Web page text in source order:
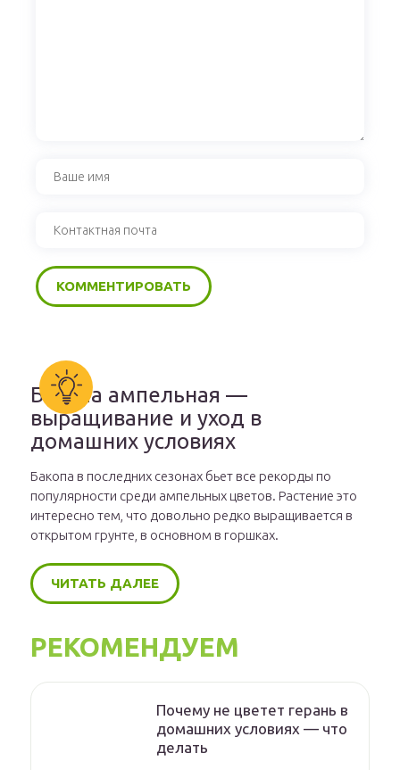
Бакопа ампельная —
выращивание и уход в
домашних условиях
Бакопа в последних сезонах бьет все рекорды по
популярности среди ампельных цветов. Растение это
интересно тем, что довольно редко выращивается в
открытом грунте, в основном в горшках.
ЧИТАТЬ ДАЛЕЕ
РЕКОМЕНДУЕМ
Почему не цветет герань в
домашних условиях — что
делать